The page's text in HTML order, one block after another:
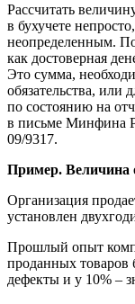
Рассчитать
в бухучете
неопределенным.
как достоверная
Это сумма,
обязательства, или
по состоянию на
в письме Минфина
09/9317.
Пример. Величина
Организация
установлен
Прошлый опыт
проданных товаров
дефекты и у 10% –